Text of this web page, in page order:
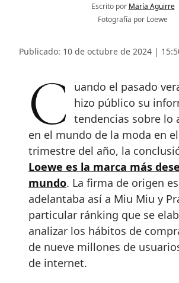
Escrito por María Aguirre
Fotografía por Loewe
Publicado: 10 de octubre de 2024 |
Cuando el pasado verano Lyst
hizo público su
tendencias sobre lo
en el mundo de la moda en
trimestre del año, la
Loewe es la marca más
mundo. La firma de origen
adelantaba así a Miu Miu y
particular ránking que se
analizar los hábitos de
de nueve millones de
de internet.